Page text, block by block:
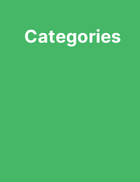
Categories